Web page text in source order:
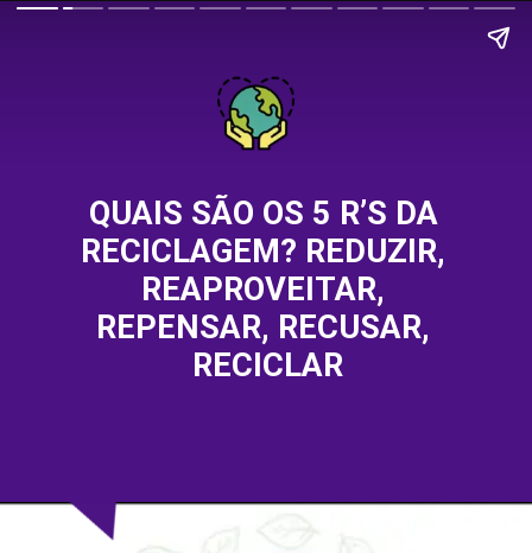
QUAIS SÃO OS 5 R’S DA
RECICLAGEM? REDUZIR,
REAPROVEITAR,
REPENSAR, RECUSAR,
RECICLAR